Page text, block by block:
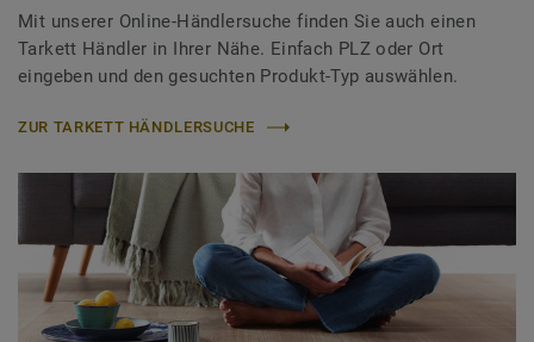
Mit unserer Online-Händlersuche finden Sie auch einen
Tarkett Händler in Ihrer Nähe. Einfach PLZ oder Ort
eingeben und den gesuchten Produkt-Typ auswählen.
ZUR TARKETT HÄNDLERSUCHE